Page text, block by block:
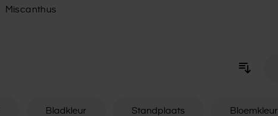
Miscanthus
Bladkleur Standplaats Bloemkleur